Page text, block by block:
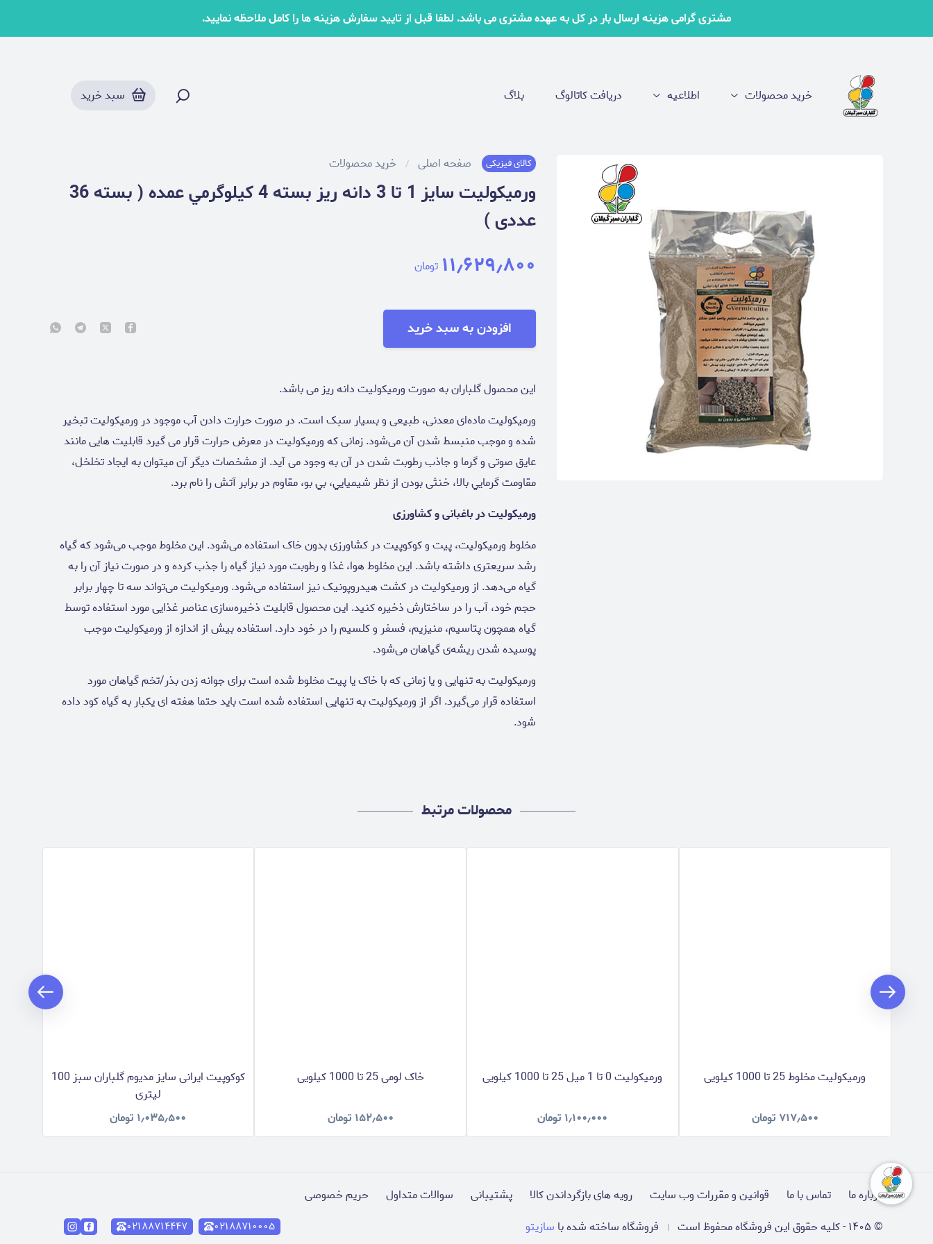
مشتری گرامی هزینه ارسال بار در کل به عهده مشتری می باشد. لطفا قبل از تایید سفارش هزینه ها را کامل ملاحظه نمایید.
خرید محصولات اطلاعیه دریافت کاتالوگ بلاگ سبد خرید
کالای فیزیکی صفحه اصلی خرید محصولات
ورمیکولیت سایز 1 تا 3 دانه ریز بسته 4 کيلوگرمي عمده ( بسته 36
عددی )
۱۱٫۶۲۹٫۸۰۰ تومان
افزودن به سبد خرید
این محصول گلباران به صورت ورمیکولیت دانه ریز می باشد.
ورمیکولیت ماده‌ای معدنی، طبیعی و بسیار سبک است. در صورت حرارت دادن آب موجود در ورمیکولیت تبخیر
شده و موجب منبسط شدن آن می‌شود. زمانی که ورمیکولیت در معرض حرارت قرار می گیرد قابلیت هایی مانند
عایق صوتی و گرما و جاذب رطوبت شدن در آن به وجود می آید. از مشخصات ديگر آن ميتوان به ايجاد تخلخل،
مقاومت گرمايي بالا، خنثی بودن از نظر شيميايي، بي بو، مقاوم در برابر آتش را نام برد.
ورمیکولیت در باغبانی و کشاورزی
مخلوط ورمیکولیت، پیت و کوکوپیت در کشاورزی بدون خاک استفاده می‌شود. این مخلوط موجب می‌شود که گیاه
رشد سریعتری داشته باشد. این مخلوط هوا، غذا و رطوبت مورد نیاز گیاه را جذب کرده و در صورت نیاز آن را به
گیاه می‌دهد. از ورمیکولیت در کشت هیدروپونیک نیز استفاده می‌شود. ورمیکولیت می‌تواند سه تا چهار برابر
حجم خود، آب را در ساختارش ذخیره کنید. این محصول قابلیت ذخیره‌سازی عناصر غذایی مورد استفاده توسط
گیاه همچون پتاسیم، منیزیم، فسفر و کلسیم را در خود دارد. استفاده بیش از اندازه از ورمیکولیت موجب
پوسیده شدن ریشه‌‌ی گیاهان می‌شود.
ورمیکولیت به تنهایی و یا زمانی که با خاک یا پیت مخلوط شده است برای جوانه زدن بذر/تخم گیاهان مورد
استفاده قرار می‌گیرد. اگر از ورمیکولیت به تنهایی استفاده شده است باید حتما هفته ای یکبار به گیاه کود داده
شود.
محصولات مرتبط
ورمیکولیت مخلوط 25 تا 1000 کیلویی
۷۱۷٫۵۰۰ تومان
ورمیکولیت 0 تا 1 میل 25 تا 1000 کیلویی
۱٫۱۰۰٫۰۰۰ تومان
خاک لومی 25 تا 1000 کیلویی
۱۵۲٫۵۰۰ تومان
کوکوپیت ایرانی سایز مدیوم گلباران سبز 100
لیتری
۱٫۰۳۵٫۵۰۰ تومان
درباره ما تماس با ما قوانین و مقررات وب سایت رویه های بازگرداندن کالا پشتیبانی سوالات متداول
حریم خصوصی
©۱۴۰۵-کلیه حقوق این فروشگاه محفوظ است فروشگاه ساخته شده با سازیتو ۰۲۱۸۸۷۱۰۰۰۵ ۰۲۱۸۸۷۱۴۴۴۷